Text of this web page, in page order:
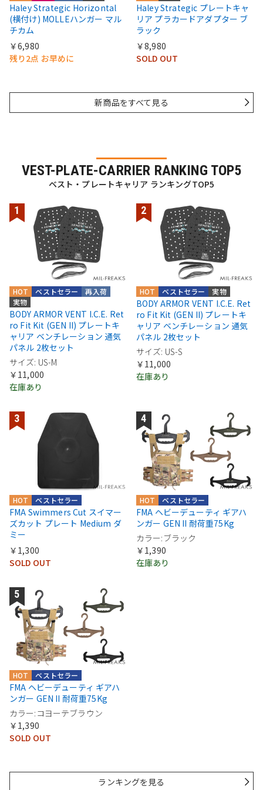
Haley Strategic Horizontal
(横付け) MOLLEハンガー マル
チカム
￥6,980
残り2点 お早めに
Haley Strategic プレートキャ
リア プラカードアダプター ブ
ラック
￥8,980
SOLD OUT
新商品をすべて見る
VEST-PLATE-CARRIER RANKING TOP5
ベスト・プレートキャリア ランキングTOP5
実物
再入荷
ベストセラー
HOT
BODY ARMOR VENT I.C.E. Ret
ro Fit Kit (GEN II) プレートキ
ャリア ベンチレーション 通気
パネル 2枚セット
サイズ: US-M
￥11,000
在庫あり
実物
ベストセラー
HOT
BODY ARMOR VENT I.C.E. Ret
ro Fit Kit (GEN II) プレートキ
ャリア ベンチレーション 通気
パネル 2枚セット
サイズ: US-S
￥11,000
在庫あり
ベストセラー
HOT
FMA Swimmers Cut スイマー
ズカット プレート Medium ダ
ミー
￥1,300
SOLD OUT
ベストセラー
HOT
FMA ヘビーデューティ ギアハ
ンガー GEN II 耐荷重75Kg
カラー:ブラック
￥1,390
在庫あり
ベストセラー
HOT
FMA ヘビーデューティ ギアハ
ンガー GEN II 耐荷重75Kg
カラー:コヨーテブラウン
￥1,390
SOLD OUT
ランキングを見る